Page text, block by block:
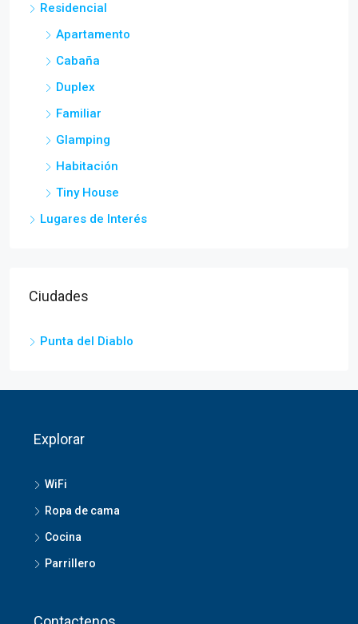
Residencial
Apartamento
Cabaña
Duplex
Familiar
Glamping
Habitación
Tiny House
Lugares de Interés
Ciudades
Punta del Diablo
Explorar
WiFi
Ropa de cama
Cocina
Parrillero